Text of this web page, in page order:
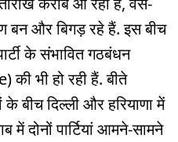
बन और बिगड़ रहे हैं. इस बीच
के संभावित गठबंधन
भी हो रही हैं. बीते
के बीच दिल्ली और हरियाणा में
दोनों पार्टियां आमने-सामने